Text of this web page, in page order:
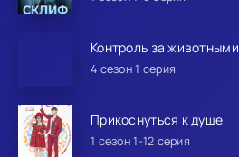
Контроль за животными
4 сезон 1 серия
Прикоснуться к душе
1 сезон 1-12 серия